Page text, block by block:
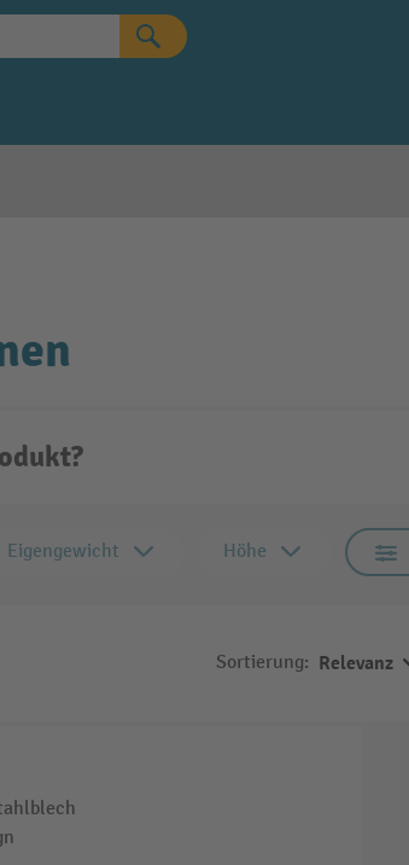
Eigengewicht Höhe
Sortierung: Relevanz